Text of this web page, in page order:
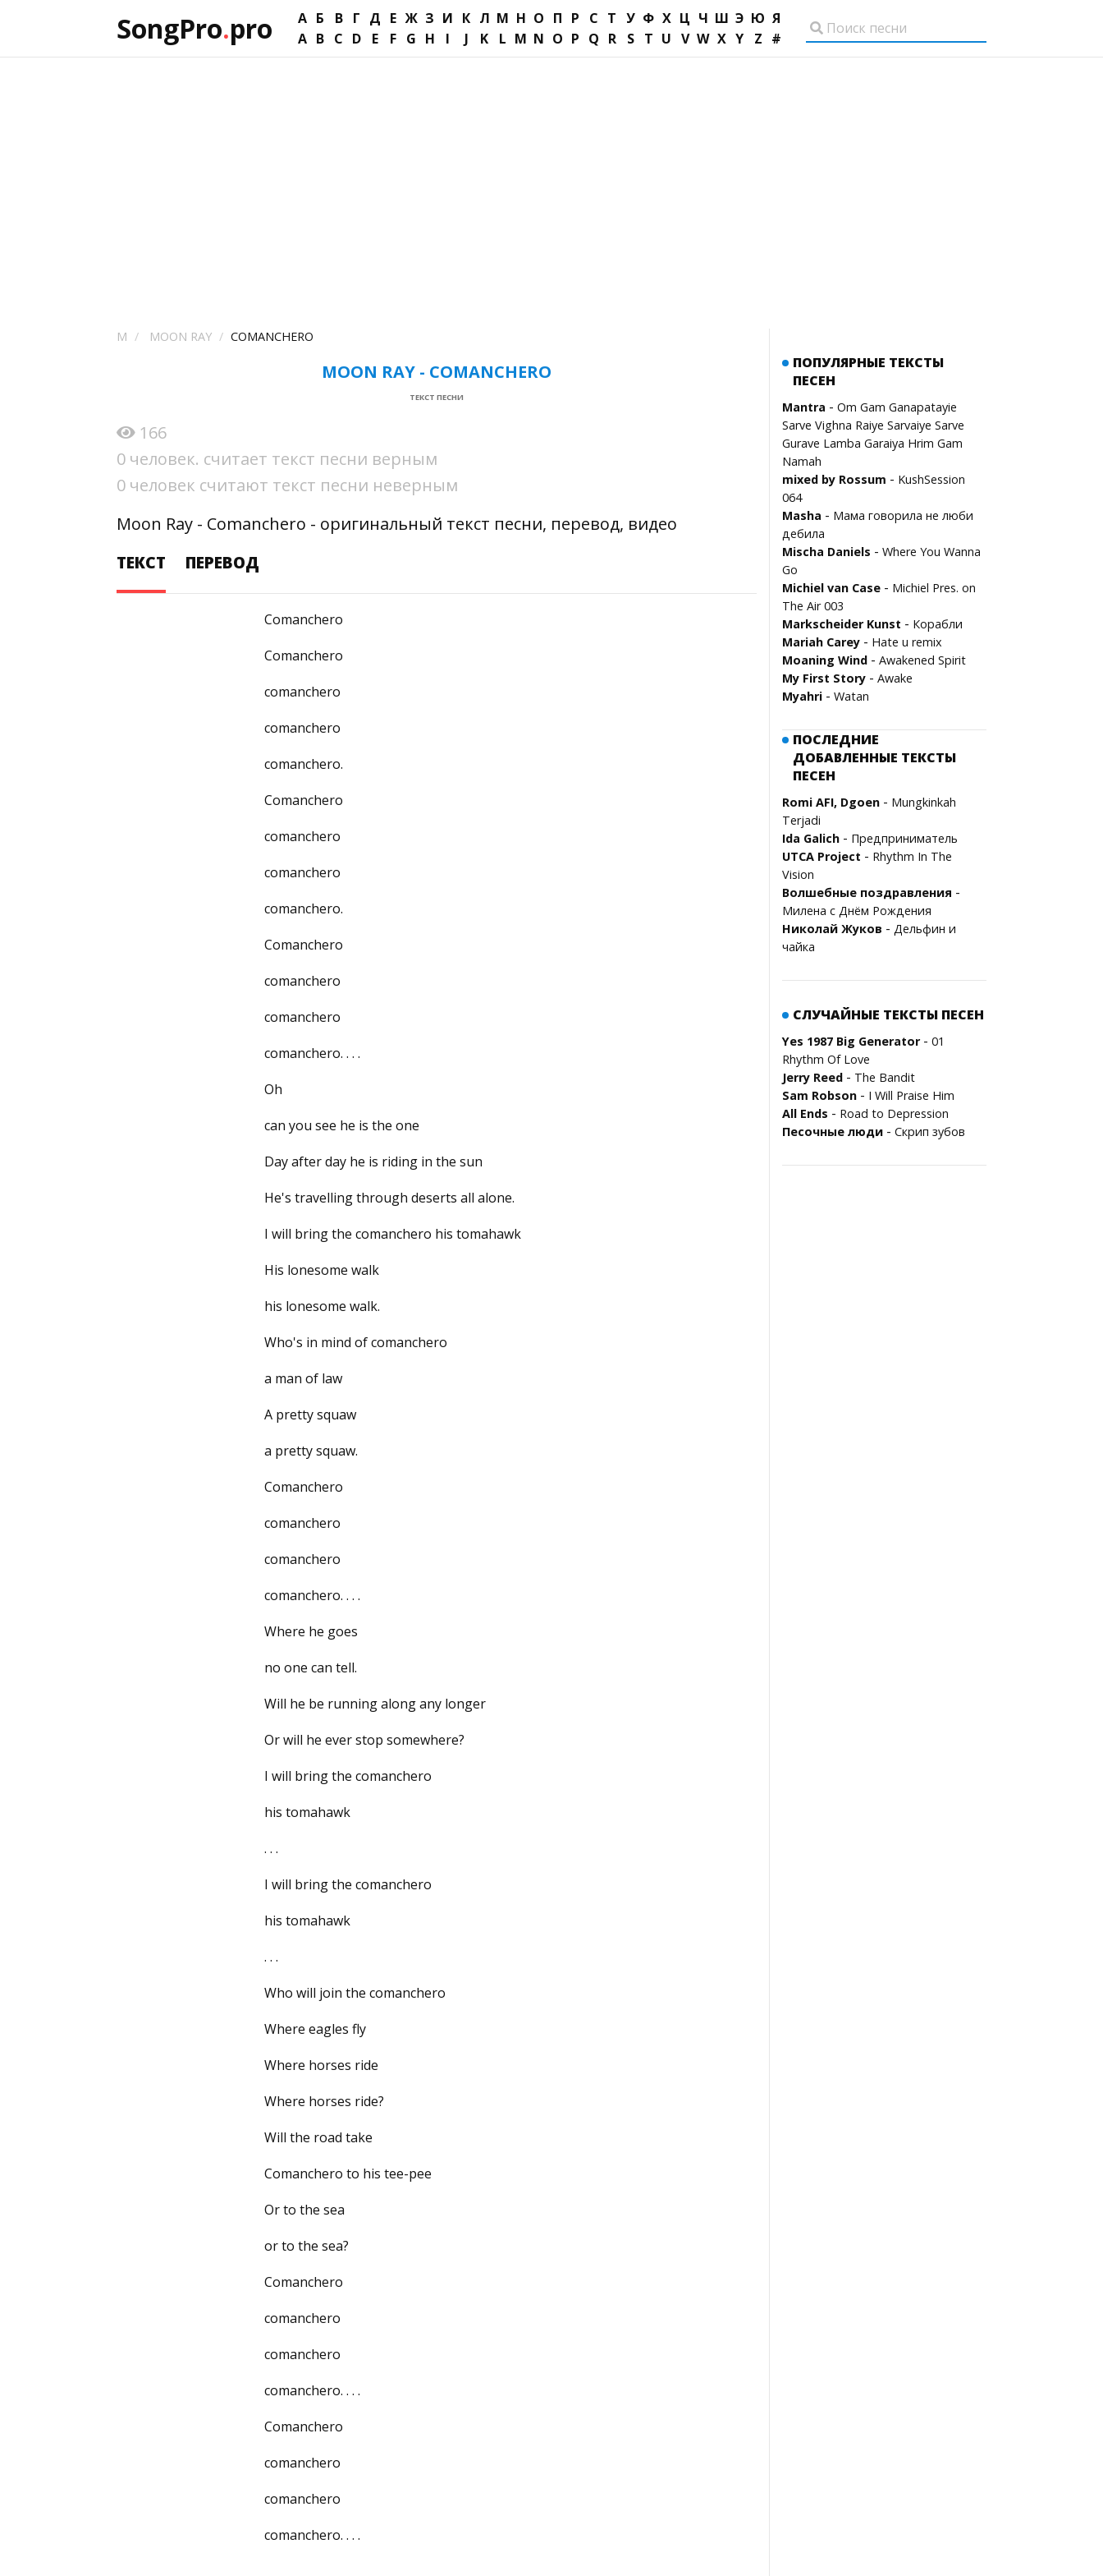
SongPro.pro А Б В Г Д Е Ж З И К Л М Н О П Р С Т У Ф Х Ц Ч Ш Э Ю Я
A B C D E F G H I J K L M N O P Q R S T U V W X Y Z #
M MOON RAY COMANCHERO
MOON RAY - COMANCHERO
ТЕКСТ ПЕСНИ
166
0 человек. считает текст песни верным
0 человек считают текст песни неверным
Moon Ray - Comanchero - оригинальный текст песни, перевод, видео
ТЕКСТ
ПЕРЕВОД
Comanchero
Comanchero
comanchero
comanchero
comanchero.
Comanchero
comanchero
comanchero
comanchero.
Comanchero
comanchero
comanchero
comanchero. . . .
Oh
can you see he is the one
Day after day he is riding in the sun
He's travelling through deserts all alone.
I will bring the comanchero his tomahawk
His lonesome walk
his lonesome walk.
Who's in mind of comanchero
a man of law
A pretty squaw
a pretty squaw.
Comanchero
comanchero
comanchero
comanchero. . . .
Where he goes
no one can tell.
Will he be running along any longer
Or will he ever stop somewhere?
I will bring the comanchero
his tomahawk
. . .
I will bring the comanchero
his tomahawk
. . .
Who will join the comanchero
Where eagles fly
Where horses ride
Where horses ride?
Will the road take
Comanchero to his tee-pee
Or to the sea
or to the sea?
Comanchero
comanchero
comanchero
comanchero. . . .
Comanchero
comanchero
comanchero
comanchero. . . .
ПОПУЛЯРНЫЕ ТЕКСТЫ
ПЕСЕН
Mantra - Om Gam Ganapatayie
Sarve Vighna Raiye Sarvaiye Sarve
Gurave Lamba Garaiya Hrim Gam
Namah
mixed by Rossum - KushSession
064
Masha - Мама говорила не люби
дебила
Mischa Daniels - Where You Wanna
Go
Michiel van Case - Michiel Pres. on
The Air 003
Marksсheider Kunst - Корабли
Mariah Carey - Hate u remix
Moaning Wind - Awakened Spirit
My First Story - Awake
Myahri - Watan
ПОСЛЕДНИЕ
ДОБАВЛЕННЫЕ ТЕКСТЫ
ПЕСЕН
Romi AFI, Dgoen - Mungkinkah
Terjadi
Ida Galich - Предприниматель
UTCA Project - Rhythm In The
Vision
Волшебные поздравления -
Милена с Днём Рождения
Николай Жуков - Дельфин и
чайка
СЛУЧАЙНЫЕ ТЕКСТЫ ПЕСЕН
Yes 1987 Big Generator- 01
Rhythm Of Love
Jerry Reed - The Bandit
Sam Robson - I Will Praise Him
All Ends - Road to Depression
Песочные люди - Скрип зубов